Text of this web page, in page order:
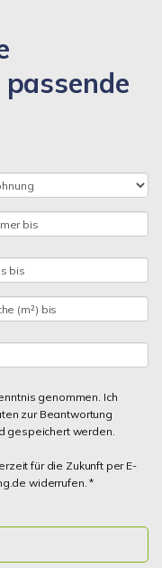
genommen. Ich
zur Beantwortung
gespeichert werden.
für die Zukunft per E-
widerrufen. *